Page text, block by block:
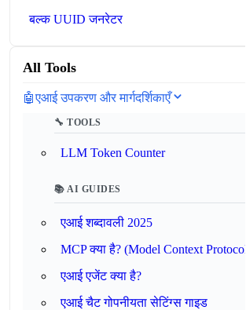
बल्क UUID जनरेटर
All Tools
🤖एआई उपकरण और मार्गदर्शिकाएँ
🔧 TOOLS
LLM Token Counter
📚 AI GUIDES
एआई शब्दावली 2025
MCP क्या है? (Model Context Protocol)
एआई एजेंट क्या है?
एआई चैट गोपनीयता सेटिंग्स गाइड